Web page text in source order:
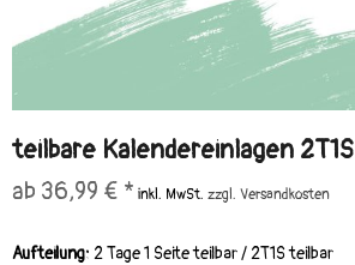
teilbare Kalendereinlagen 2T1S
ab 36,99 € * inkl. MwSt. zzgl. Versandkosten
Aufteilung: 2 Tage 1 Seite teilbar / 2T1S teilbar